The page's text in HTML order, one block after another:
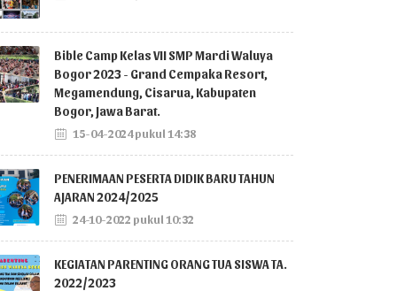
Bible Camp Kelas VII SMP Mardi Waluya
Bogor 2023 - Grand Cempaka Resort,
Megamendung, Cisarua, Kabupaten
Bogor, Jawa Barat.
15-04-2024 pukul 14:38
PENERIMAAN PESERTA DIDIK BARU TAHUN
AJARAN 2024/2025
24-10-2022 pukul 10:32
KEGIATAN PARENTING ORANG TUA SISWA TA.
2022/2023